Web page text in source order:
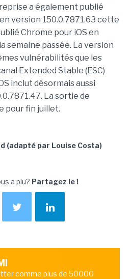
a également publié
version 150.0.7871.63 cette
Chrome pour iOS en
semaine passée. La version
vulnérabilités que les
Extended Stable (ESC)
inclut désormais aussi
La sortie de
pour fin juillet.
(adapté par Louise Costa)
a plu? Partagez le !
comme plus de 50000